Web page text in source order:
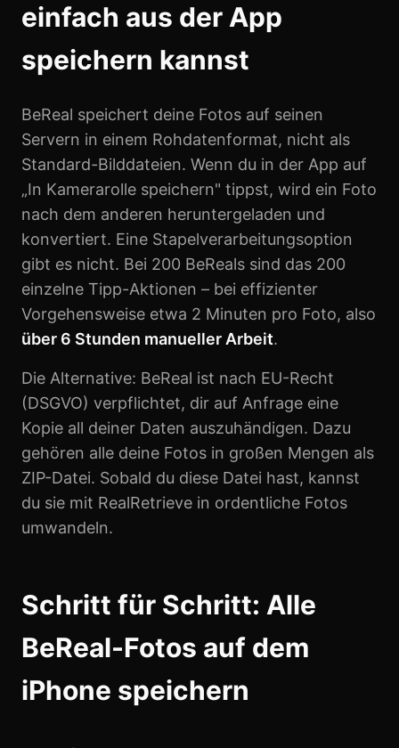
einfach aus der App
speichern kannst
BeReal speichert deine Fotos auf seinen
Servern in einem Rohdatenformat, nicht als
Standard-Bilddateien. Wenn du in der App auf
„In Kamerarolle speichern" tippst, wird ein Foto
nach dem anderen heruntergeladen und
konvertiert. Eine Stapelverarbeitungsoption
gibt es nicht. Bei 200 BeReals sind das 200
einzelne Tipp-Aktionen – bei effizienter
Vorgehensweise etwa 2 Minuten pro Foto, also
über 6 Stunden manueller Arbeit.
Die Alternative: BeReal ist nach EU-Recht
(DSGVO) verpflichtet, dir auf Anfrage eine
Kopie all deiner Daten auszuhändigen. Dazu
gehören alle deine Fotos in großen Mengen als
ZIP-Datei. Sobald du diese Datei hast, kannst
du sie mit RealRetrieve in ordentliche Fotos
umwandeln.
Schritt für Schritt: Alle
BeReal-Fotos auf dem
iPhone speichern